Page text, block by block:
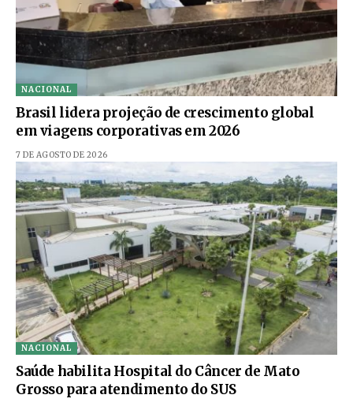
NACIONAL
Brasil lidera projeção de crescimento global
em viagens corporativas em 2026
7 DE AGOSTO DE 2026
NACIONAL
Saúde habilita Hospital do Câncer de Mato
Grosso para atendimento do SUS